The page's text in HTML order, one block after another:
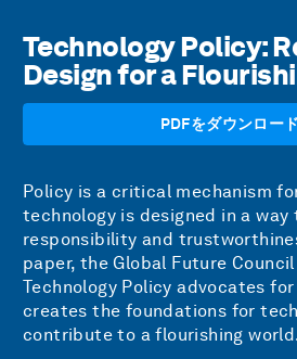
Technology Policy:
Design for a
PDFをダウンロード
Policy is a critical mechanism
technology is designed in a
responsibility and
paper, the Global Future
Technology Policy advocates
creates the foundations for
contribute to a flourishing